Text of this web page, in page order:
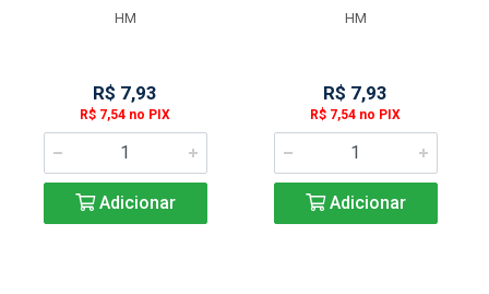
HM
R$ 7,93
R$ 7,54 no PIX
Adicionar
HM
R$ 7,93
R$ 7,54 no PIX
Adicionar